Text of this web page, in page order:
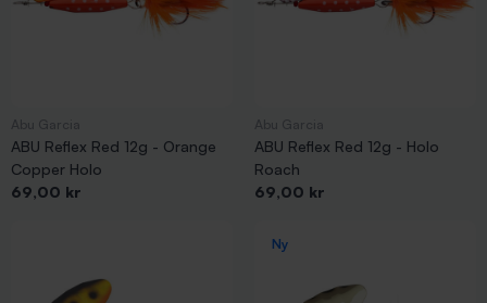
ABU Reflex Red 12g - Orange
Copper Holo
Pris
69,00 kr
ABU Reflex Red 12g - Holo
Roach
Pris
69,00 kr
Ny